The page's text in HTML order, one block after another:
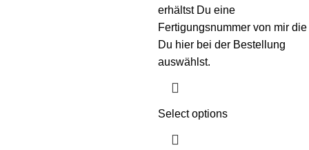
erhältst Du eine
Fertigungsnummer von mir die
Du hier bei der Bestellung
auswählst.
Select options